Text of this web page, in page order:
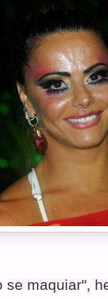
se maquiar",